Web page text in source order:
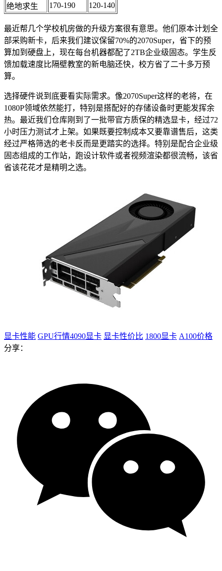
绝地求生
170-190 120-140
最近帮几个学校机房做的升级方案很有意思。他们原本计划全
部采购新卡，后来我们建议保留70%的2070Super，省下的预
算加到硬盘上，现在每台机器都配了2TB企业级固态。学生反
馈加载速度比隔壁教室的新电脑还快，校方省了二十多万预
算。
选择硬件说到底要看实际需求。像2070Super这样的老将，在
1080P领域依然能打，特别是搭配好的存储设备时更能发挥余
热。最近我们仓库刚到了一批带官方质保的精选显卡，经过72
小时压力测试才上架。如果既要控制成本又要靠谱售后，这类
经过严格筛选的老卡反而是更踏实的选择。特别是配合企业级
固态组成的工作站，跑设计软件或者视频渲染都很流畅，该省
省该花花才是精明之选。
显卡性能 GPU行情4090显卡 显卡性价比 1800显卡 A100价格
分享：